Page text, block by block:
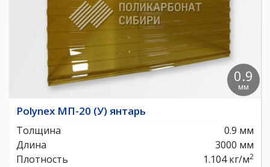
0.9
мм
Polynex МП-20 (У) янтарь
Толщина
0.9 мм
Длина
3000 мм
Плотность
1.104 кг/м2